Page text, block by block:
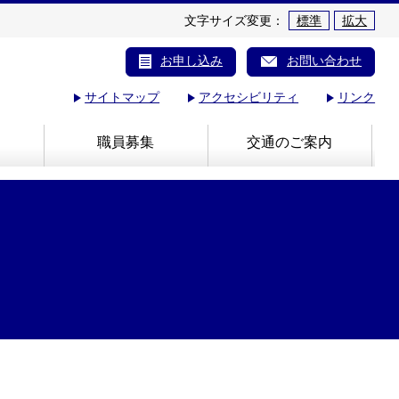
文字サイズ変更： 標準 拡大
お申し込み お問い合わせ
サイトマップ アクセシビリティ リンク
職員募集 交通のご案内